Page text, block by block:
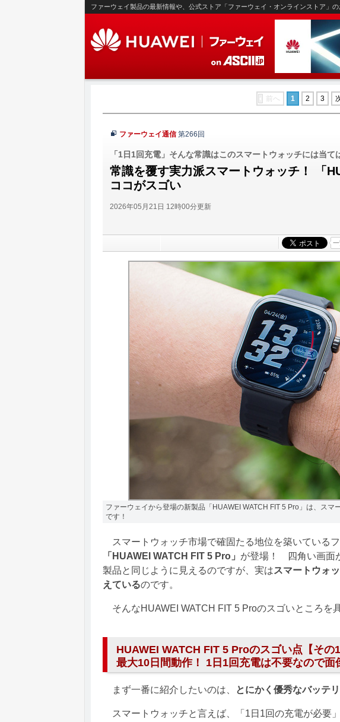
ファーウェイ製品の最新情報や、公式ストア「ファーウェイ・オンラインストア」
前へ 1 2 3
ファーウェイ通信 第266回
「1日1回充電」そんな常識はこのスマートウォッチには当て
常識を覆す実力派スマートウォッチ！ 「
ココがスゴい
2026年05月21日 12時00分更新
ファーウェイから登場の新製品「HUAWEI WATCH FIT 5 Pro」は、ス
です！
スマートウォッチ市場で確固たる地位を築いている
「HUAWEI WATCH FIT 5 Pro」 が登場！ 四角い画面
製品と同じように見えるのですが、実はスマートウォ
えているのです。
そんなHUAWEI WATCH FIT 5 Proのスゴいところを
HUAWEI WATCH FIT 5 Proのスゴい点【その
最大10日間動作！ 1日1回充電は不要なので面
まず一番に紹介したいのは、 とにかく優秀なバッテ
スマートウォッチと言えば、「1日1回の充電が必要